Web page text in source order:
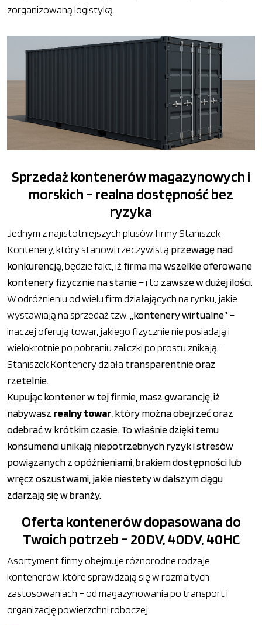
zorganizowaną logistyką.
Sprzedaż kontenerów magazynowych i
morskich – realna dostępność bez
ryzyka
Jednym z najistotniejszych plusów firmy Staniszek
Kontenery, który stanowi rzeczywistą przewagę nad
konkurencją , będzie fakt, iż firma ma wszelkie oferowane
kontenery fizycznie na stanie– i to zawsze w dużej ilości
W odróżnieniu od wielu firm działających na rynku, jakie
wystawiają na sprzedaż tzw.
„kontenery wirtualne”–
inaczej oferują towar, jakiego fizycznie nie posiadają i
wielokrotnie po pobraniu zaliczki po prostu znikają –
Staniszek Kontenery działa transparentnie oraz
rzetelnie.
Kupując kontener w tej firmie, masz gwarancję, iż
nabywasz realny towar , który można obejrzeć oraz
odebrać w krótkim czasie. To właśnie dzięki temu
konsumenci unikają niepotrzebnych ryzyk i stresów
powiązanych z opóźnieniami, brakiem dostępności lub
wręcz oszustwami, jakie niestety w dalszym ciągu
zdarzają się w branży.
Oferta kontenerów dopasowana do
Twoich potrzeb – 20DV, 40DV, 40HC
Asortyment firmy obejmuje różnorodne rodzaje
kontenerów, które sprawdzają się w rozmaitych
zastosowaniach – od magazynowania po transport i
organizację powierzchni roboczej: